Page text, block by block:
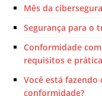
Mês da
Segurança para o
Conformidade com
requisitos e
Você está
conformidade?